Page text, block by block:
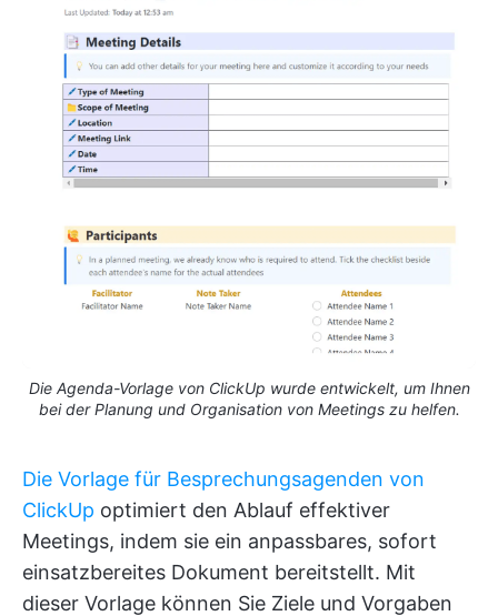
Die Agenda-Vorlage von ClickUp wurde entwickelt, um Ihnen
bei der Planung und Organisation von Meetings zu helfen.
Die Vorlage für Besprechungsagenden von
ClickUp optimiert den Ablauf effektiver
Meetings, indem sie ein anpassbares, sofort
einsatzbereites Dokument bereitstellt. Mit
dieser Vorlage können Sie Ziele und Vorgaben